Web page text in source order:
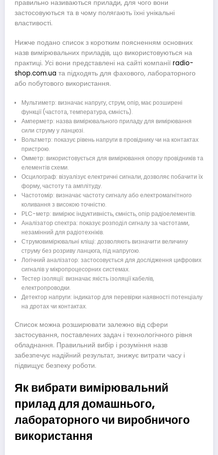
правильно називаються прилади, для чого вони
застосовуються та в чому полягають їхні унікальні
властивості.
Нижче подано список з коротким поясненням основних
назв вимірювальних приладів, що використовуються на
практиці. Усі вони представлені на сайті компанії radio-
shop.com.ua та підходять для фахового, лабораторного
або побутового використання.
Мультиметр: визначає напругу, струм, опір, має розширені
функції (частота, температура, ємність).
Амперметр: назва вимірювального приладу для вимірювання
сили струму у ланцюзі.
Вольтметр: показує рівень напруги в провіднику чи на контактах
пристрою.
Омметр: використовується для вимірювання опору провідників та
елементів схеми.
Осцилограф: візуалізує електричні сигнали, дозволяє побачити їх
форму, частоту та амплітуду.
Частотомір: визначає частоту сигналу або електромагнітного
коливання з високою точністю.
РLC-метр: вимірює індуктивність, ємність, опір радіоелементів.
Аналізатор спектра: показує розподіл сигналу за частотами,
незамінний для радіотехніків.
Струмовимірювальні кліщі: дозволяють визначити величину
струму без розриву ланцюга, під напругою.
Логічний аналізатор: застосовується для дослідження цифрових
сигналів у мікропроцесорних системах.
Тестер ізоляції: визначає якість ізоляції кабелів,
електропроводки.
Детектор напруги: індикатор для перевірки наявності потенціалу
на дротах чи контактах.
Список можна розширювати залежно від сфери
застосування, поставлених задач і технологічного рівня
обладнання. Правильний вибір і розуміння назв
забезпечує надійний результат, знижує витрати часу і
підвищує безпеку роботи.
Як вибрати вимірювальний
прилад для домашнього,
лабораторного чи виробничого
використання